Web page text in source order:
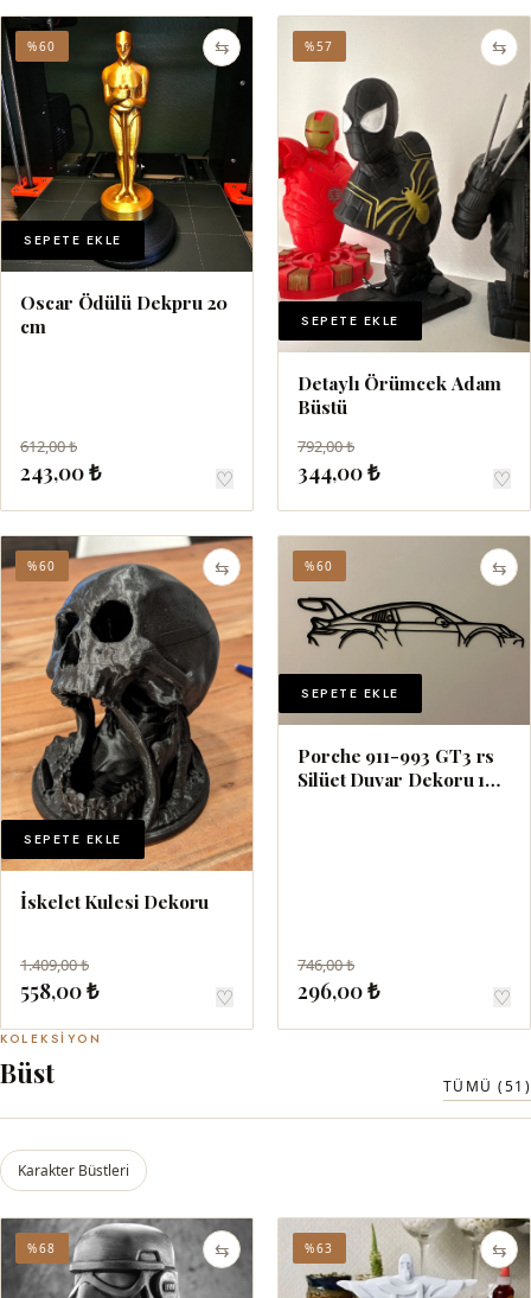
⇆
%60
SEPETE EKLE
Oscar Ödülü Dekpru 20
cm
612,00 ₺
243,00 ₺ ♡
⇆
%57
SEPETE EKLE
Detaylı Örümcek Adam
Büstü
792,00 ₺
344,00 ₺ ♡
⇆
%60
SEPETE EKLE
İskelet Kulesi Dekoru
1.409,00 ₺
558,00 ₺ ♡
⇆
%60
SEPETE EKLE
Porche 911-993 GT3 rs
Silüet Duvar Dekoru 10
746,00 ₺
296,00 ₺ ♡
KOLEKSIYON
Büst TÜMÜ (51)
Karakter Büstleri
⇆
%68 ⇆
%63